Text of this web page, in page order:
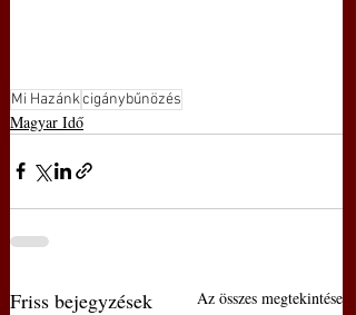
Mi Hazánkcigánybűnözés
Magyar Idő
Friss bejegyzések Az összes megtekintése